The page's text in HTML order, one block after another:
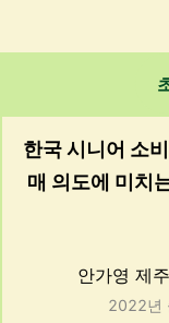
한국 시니어 소
매 의도에 미치
안가영 제
2022년